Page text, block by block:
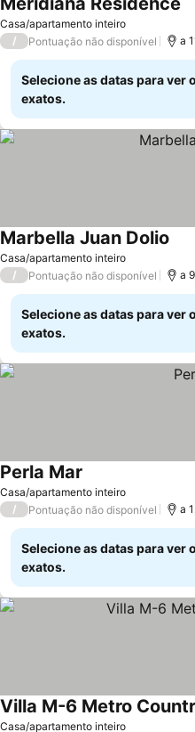
Casa/apartamento inteiro
/ Pontuação não disponível a
Selecione as datas para ver
exatos.
Casa/apartamento inteiro
Marbella Juan Dolio
/ Pontuação não disponível a
Selecione as datas para ver
exatos.
Casa/apartamento inteiro
Perla Mar
/ Pontuação não disponível a
Selecione as datas para ver
exatos.
Casa/apartamento inteiro
Villa M-6 Metro